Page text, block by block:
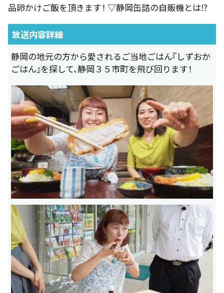
品卵かけご飯を頂きます！ ▽静岡缶詰の自販機とは⁉
放送内容詳細
静岡の地元の方から愛されるご当地ごはん『しずおか
ごはん』を探して、静岡３５市町を飛び回ります！